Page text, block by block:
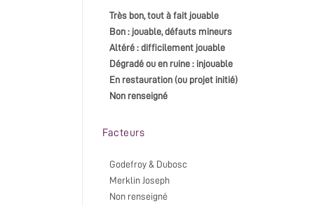
Très bon, tout à fait jouable
Bon : jouable, défauts mineurs
Altéré : difficilement jouable
Dégradé ou en ruine : injouable
En restauration (ou projet initié)
Non renseigné
Facteurs
Godefroy & Dubosc
Merklin Joseph
Non renseigné